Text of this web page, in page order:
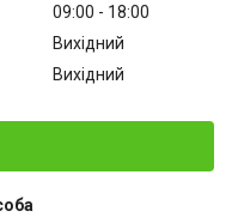
09:00
18:00
Вихідний
Вихідний